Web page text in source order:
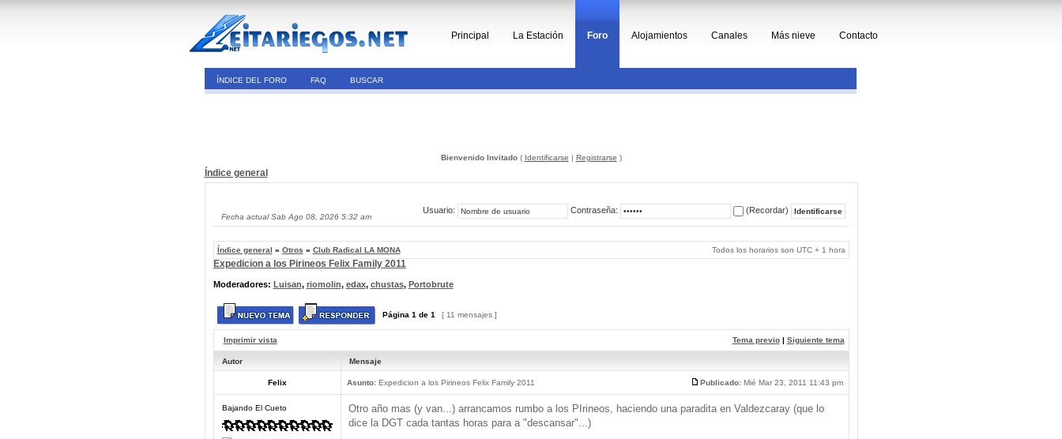
Principal La Estación Foro Alojamientos Canales Más nieve Contacto
ÍNDICE DEL FORO FAQ BUSCAR
Bienvenido Invitado( Identificarse | Registrarse )
Índice general
Fecha actual Sab Ago 08, 2026 5:32 am
Usuario: Contraseña: (Recordar)
Índice general » Otros » Club Radical LA MONA Todos los horarios son UTC + 1 hora
Expedicion a los Pirineos Felix Family 2011
Moderadores: Luisan, riomolin, edax, chustas, Portobrute
Página 1 de 1 [ 11 mensajes ]
Imprimir vista Tema previo| Siguiente tema
Autor Mensaje
Felix Asunto:Expedicion a los Pirineos Felix Family 2011 Publicado:Mié Mar 23, 2011 11:43 pm
Bajando El Cueto
Otro año mas (y van...) arrancamos rumbo a los PIrineos, haciendo una paradita en Valdezcaray (que lo
dice la DGT cada tantas horas para a "descansar"...)